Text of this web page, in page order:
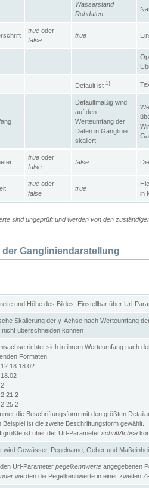
Wasserstand
Rohdaten
true oder
false
true
Default ist 1)
Defaultmäßig wird
auf den
Werteumfang der
Daten in Ganglinie
skaliert.
true oder
false
false
true oder
false
true
in
sind ungeprüft und werden von den
der Gangliniendarstellung
und Höhe des Bildes. Einstellbar über Url-
Skalierung der y-Achse nach Werteumfang
nicht überschneiden können
richtet sich in ihrem Werteumfang nach
Formaten.
18 18.02
21.2
25.2
die Beschriftungsform mit den größten
Beispiel ist die zweite Beschriftungsform gewählt.
ist über der Url-Parameter schriftAchse
wird Gewässer, Pegelname, Geber und
Url-Parameter pegelkennwerte angegebenen
werden die Pegelkennwerte in einer zweiten